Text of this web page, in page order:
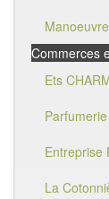
Commerces
Ets
Entreprise
La